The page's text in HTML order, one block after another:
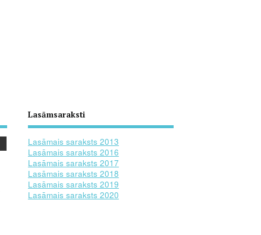
Lasāmsaraksti
Lasāmais saraksts 2013
Lasāmais saraksts 2016
Lasāmais saraksts 2017
Lasāmais saraksts 2018
Lasāmais saraksts 2019
Lasāmais saraksts 2020